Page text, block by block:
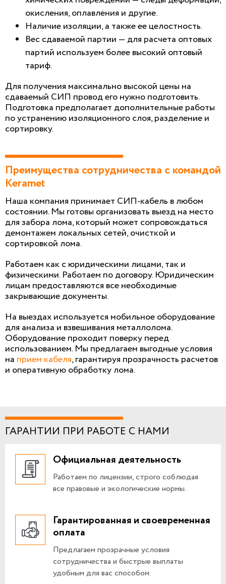
окисления, оплавления и другие.
Наличие изоляции, а также ее целостность.
Вес сдаваемой партии — для расчета оптовых
партий используем более высокий оптовый
тариф.
Для получения максимально высокой цены на
сдаваемый СИП провод его нужно подготовить.
Подготовка предполагает дополнительные работы
по устранению изоляционного слоя, разделение и
сортировку.
Преимущества сотрудничества с командой
Keramet
Наша компания принимает СИП-кабель в любом
состоянии. Мы готовы организовать выезд на место
для забора лома, который может сопровождаться
демонтажем локальных сетей, очисткой и
сортировкой лома.
Работаем как с юридическими лицами, так и
физическими. Работаем по договору. Юридическим
лицам предоставляются все необходимые
закрывающие документы.
На выездах используется мобильное оборудование
для анализа и взвешивания металлолома.
Оборудование проходит поверку перед
использованием. Мы предлагаем выгодные условия
на прием кабеля, гарантируя прозрачность расчетов
и оперативную обработку лома.
ГАРАНТИИ ПРИ РАБОТЕ С НАМИ
Официальная деятельность
Работаем по лицензии, строго соблюдая
все правовые и экологические нормы.
Гарантированная и своевременная
оплата
Предлагаем прозрачные условия
сотрудничества и быстрые выплаты
удобным для вас способом.